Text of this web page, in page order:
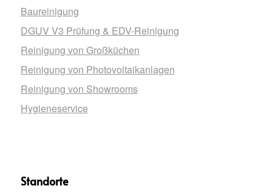
Baureinigung
DGUV V3 Prüfung & EDV-Reinigung
Reinigung von Großküchen
Reinigung von Photovoltaikanlagen
Reinigung von Showrooms
Hygieneservice
Standorte